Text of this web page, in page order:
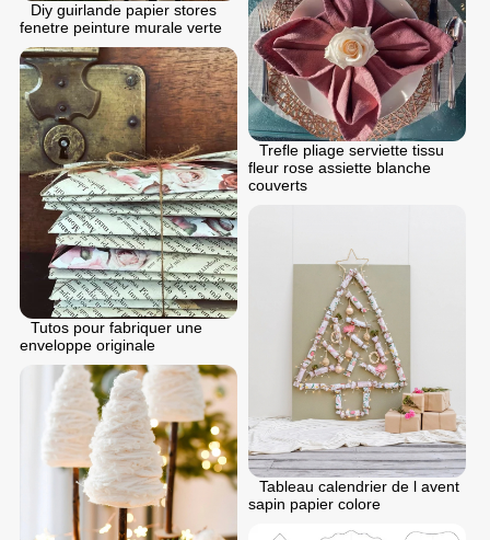
Diy guirlande papier stores
fenetre peinture murale verte
Trefle pliage serviette tissu
fleur rose assiette blanche
couverts
Tutos pour fabriquer une
enveloppe originale
Tableau calendrier de l avent
sapin papier colore